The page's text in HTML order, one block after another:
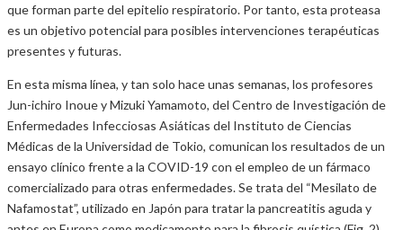
que forman parte del epitelio respiratorio. Por tanto, esta proteasa
es un objetivo potencial para posibles intervenciones terapéuticas
presentes y futuras.
En esta misma línea, y tan solo hace unas semanas, los profesores
Jun-ichiro Inoue y Mizuki Yamamoto, del Centro de Investigación de
Enfermedades Infecciosas Asiáticas del Instituto de Ciencias
Médicas de la Universidad de Tokio, comunican los resultados de un
ensayo clínico frente a la COVID-19 con el empleo de un fármaco
comercializado para otras enfermedades. Se trata del “Mesilato de
Nafamostat”, utilizado en Japón para tratar la pancreatitis aguda y